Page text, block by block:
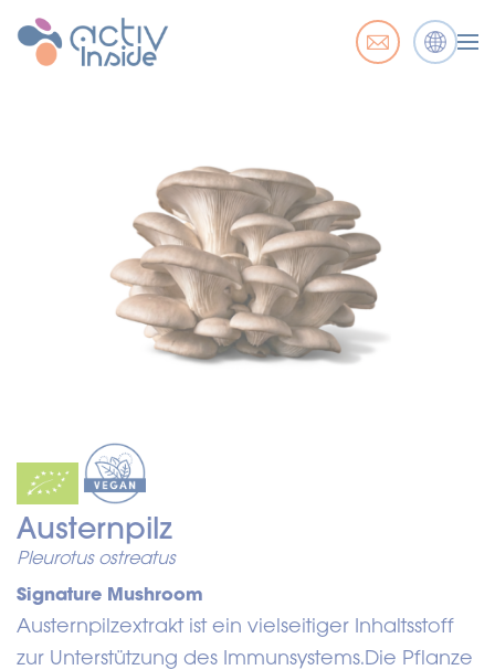
Austernpilz
Pleurotus ostreatus
Signature Mushroom
Austernpilzextrakt ist ein vielseitiger Inhaltsstoff
zur Unterstützung des Immunsystems.Die Pflanze